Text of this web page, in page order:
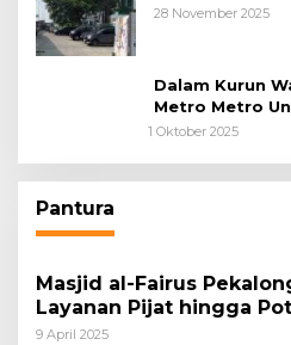
28 November 2025
Dalam Kurun
Metro Metro
1 Oktober 2025
Pantura
Masjid al-Fairus
Layanan Pijat hingga
bagi Pemudik Lebaran
9 April 2025